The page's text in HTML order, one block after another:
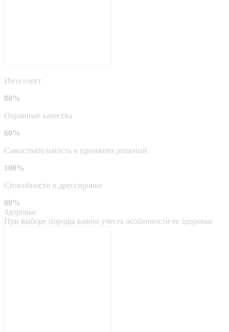
Интеллект
80%
Охранные качества
60%
Самостоятельность в принятии решений
100%
Способности к дрессировке
80%
Здоровье
При выборе породы важно учесть особенности ее здоровья